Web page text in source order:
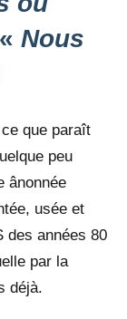
Nous
que paraît
peu
ânonnée
usée et
des années 80
par la
déjà.